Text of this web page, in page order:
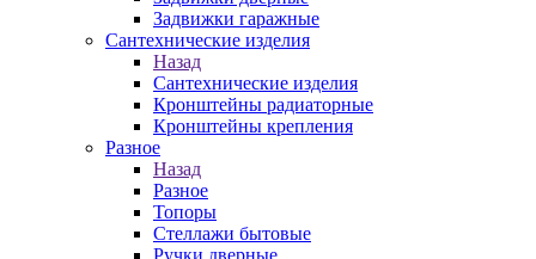
Задвижки гаражные
Сантехнические изделия
Назад
Сантехнические изделия
Кронштейны радиаторные
Кронштейны крепления
Разное
Назад
Разное
Топоры
Стеллажи бытовые
Ручки дверные